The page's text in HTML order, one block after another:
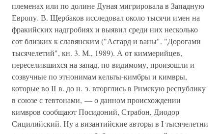
племенах или по долине Дуная мигрировала в Западную
Европу. В. Щербаков исследовал около тысячи имен на
фракийских надгробиях и выявил среди них несколько
сот близких к славянским ("Асгард и ваны". "Дорогами
тысячелетий", кн. 3. М., 1989). А от киммерийцев,
переселившихся на запад, по-видимому, произошли и
созвучные по этнонимам кельты-кимбры и кимвры,
которые во II в. до н. э. вторглись в Римскую республику
в союзе с тевтонами, — о данном происхождении
кимвров сообщают Посидоний, Страбон, Диодор
Сицилийский. Ну а византийские авторы в I тысячелетни